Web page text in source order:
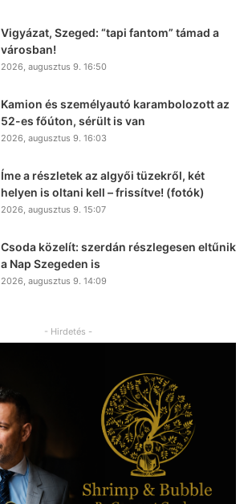
Vigyázat, Szeged: “tapi fantom” támad a
városban!
2026, augusztus 9. 16:50
Kamion és személyautó karambolozott az
52-es főúton, sérült is van
2026, augusztus 9. 16:03
Íme a részletek az algyői tüzekről, két
helyen is oltani kell – frissítve! (fotók)
2026, augusztus 9. 15:07
Csoda közelít: szerdán részlegesen eltűnik
a Nap Szegeden is
2026, augusztus 9. 14:09
- Hirdetés -